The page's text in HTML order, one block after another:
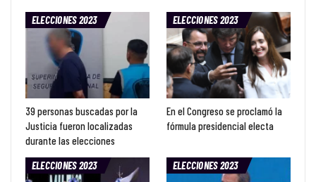
ELECCIONES 2023
39 personas buscadas por la
Justicia fueron localizadas
durante las elecciones
ELECCIONES 2023
En el Congreso se proclamó la
fórmula presidencial electa
ELECCIONES 2023 ELECCIONES 2023